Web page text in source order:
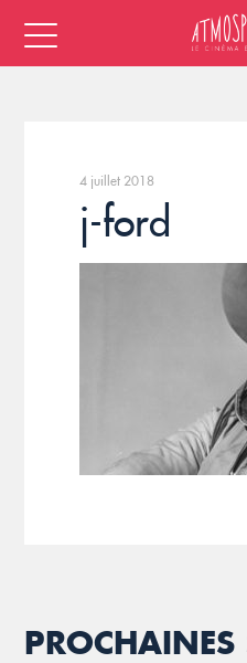
4 juillet 2018
j-ford
PROCHAINES